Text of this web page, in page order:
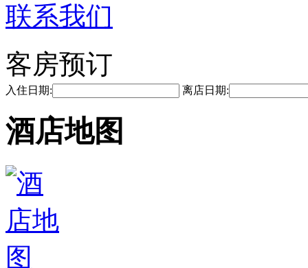
联系我们
客房预订
入住日期: 离店日期:
酒店地图